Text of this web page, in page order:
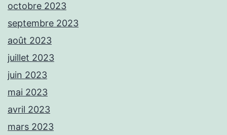
octobre 2023
septembre 2023
août 2023
juillet 2023
juin 2023
mai 2023
avril 2023
mars 2023